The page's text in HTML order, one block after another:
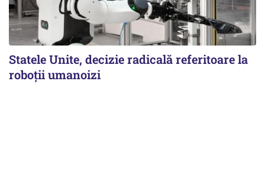
Statele Unite, decizie radicală referitoare la
roboții umanoizi